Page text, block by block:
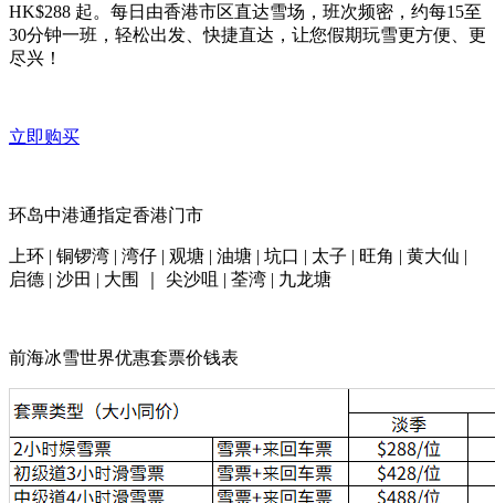
HK$288 起。每日由香港市区直达雪场，班次频密，约每15至
30分钟一班，轻松出发、快捷直达，让您假期玩雪更方便、更
尽兴！
立即购买
环岛中港通指定香港门市
上环 | 铜锣湾 | 湾仔 | 观塘 | 油塘 | 坑口 | 太子 | 旺角 | 黄大仙 |
启德 | 沙田 | 大围 ｜ 尖沙咀 | 荃湾 | 九龙塘
前海冰雪世界优惠套票价钱表